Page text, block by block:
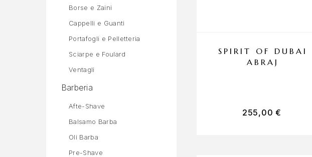
Borse e Zaini
Cappelli e Guanti
Portafogli e Pelletteria
Sciarpe e Foulard
Ventagli
Barberia
Afte-Shave
Balsamo Barba
Oli Barba
Pre-Shave
SPIRIT OF DUBAI
ABRAJ
255,00€